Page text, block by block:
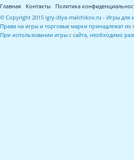
Главная Контакты
Политика
© Copyright 2015 igry-dlya-malchikov.ru - Игры
Права на игры и торговые марки принадлежат их
При использовании игры с сайта, необходимо